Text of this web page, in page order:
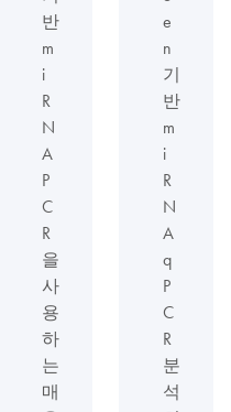
반
m
i
R
N
A
P
C
R
을
사
용
하
는
매
e
n
기
반
m
i
R
N
A
q
P
C
R
분
석